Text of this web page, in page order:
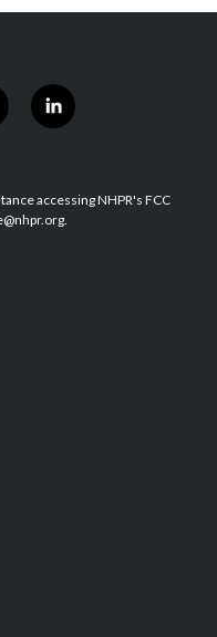
l
i
e
d
accessing NHPR's FCC